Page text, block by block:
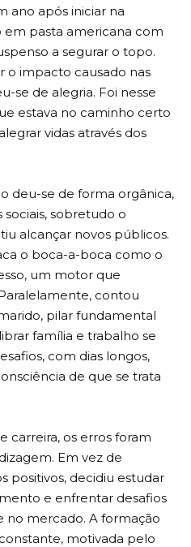
ano após iniciar na
pasta americana com
a segurar o topo.
o impacto causado nas
se de alegria. Foi nesse
estava no caminho certo
vidas através dos
deu-se de forma orgânica,
sobretudo o
alcançar novos públicos.
o boca-a-boca como o
um motor que
contou
pilar fundamental
família e trabalho se
com dias longos,
de que se trata
carreira, os erros foram
Em vez de
positivos, decidiu estudar
e enfrentar desafios
no mercado. A formação
motivada pelo